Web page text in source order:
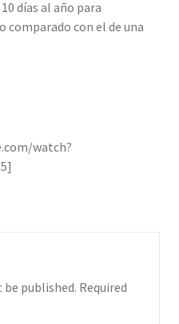
días al año para
con el de una
watch?
be published. Required